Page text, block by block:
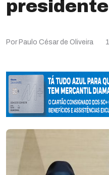
Por Paulo César de Oliveira